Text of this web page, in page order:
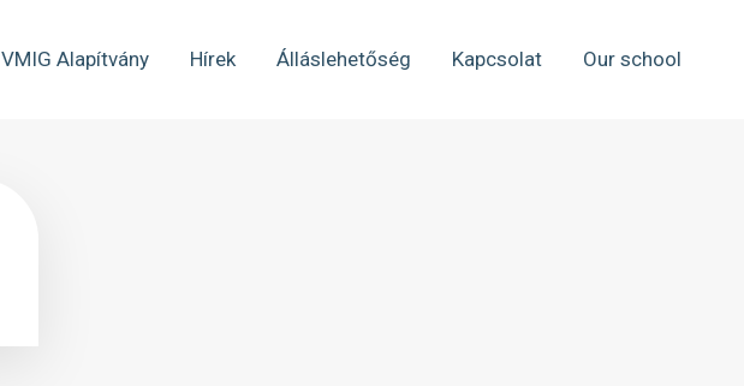
VMIG Alapítvány Hírek Álláslehetőség Kapcsolat Our school